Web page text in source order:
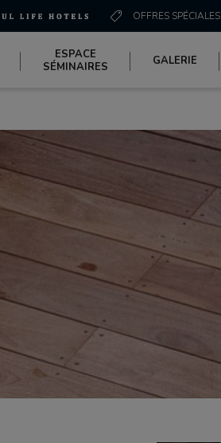
OFFRES SPÉCIALES
ESPACE
SÉMINAIRES
GALERIE